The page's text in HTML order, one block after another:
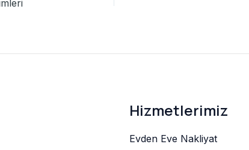
Hizmetlerimiz
Evden Eve Nakliyat